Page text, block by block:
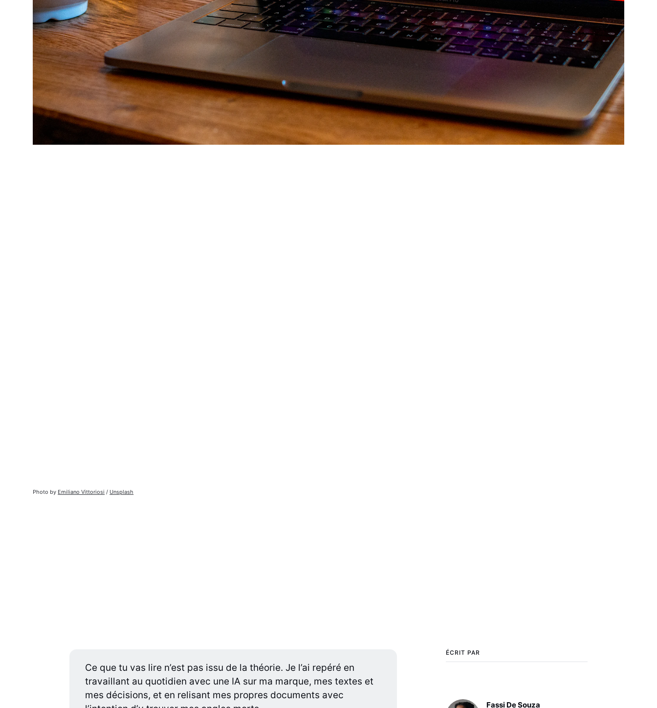
Photo by Emiliano Vittoriosi / Unsplash
ÉCRIT PAR
Fassi De Souza
Ce que tu vas lire n’est pas issu de la théorie. Je l’ai repéré en
travaillant au quotidien avec une IA sur ma marque, mes textes et
mes décisions, et en relisant mes propres documents avec